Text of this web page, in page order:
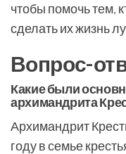
чтобы помочь тем,
сделать их жизнь
Вопрос-
Какие были
архимандрита
Архимандрит
году в семье